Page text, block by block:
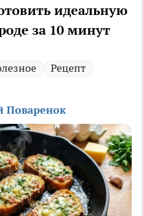
идеальную
за 10 минут
Рецепт
Поваренок